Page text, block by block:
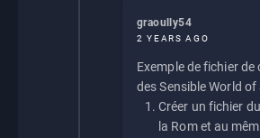
graoully54
2 YEARS AGO
Exemple de fichier
des Sensible World of
Créer un fichier
la Rom et au